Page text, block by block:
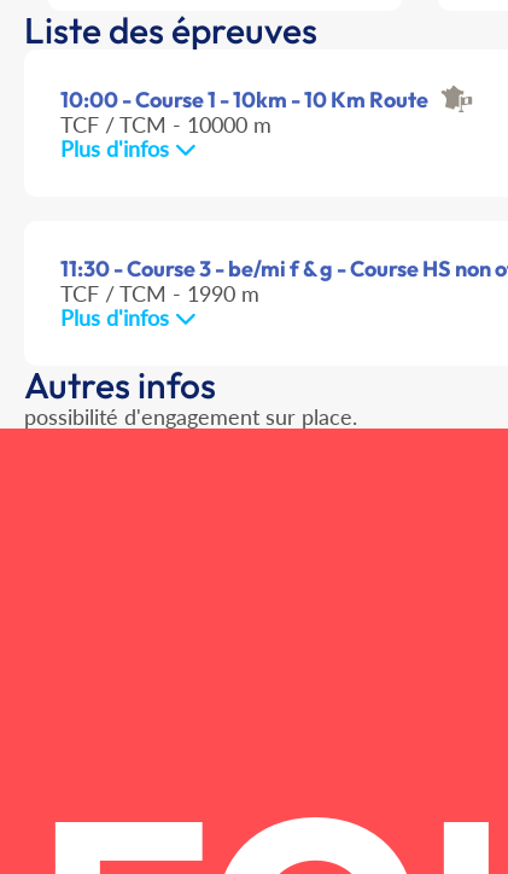
Liste des épreuves
10:00 - Course 1 - 10km - 10 Km Route
TCF / TCM - 10000 m
Plus d'infos
11:30 - Course 3 - be/mi f & g - Course HS non
TCF / TCM - 1990 m
Plus d'infos
Autres infos
possibilité d'engagement sur place.